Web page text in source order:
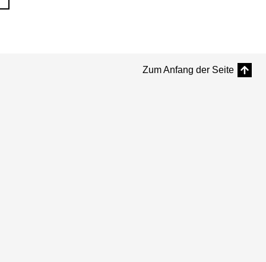
Zum Anfang der Seite